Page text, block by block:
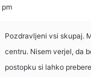
pm
Pozdravljeni vsi skupaj.
centru. Nisem verjel, da
postopku si lahko